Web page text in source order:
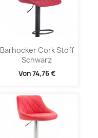
Barhocker Cork Stoff
Schwarz
Von74,76 €